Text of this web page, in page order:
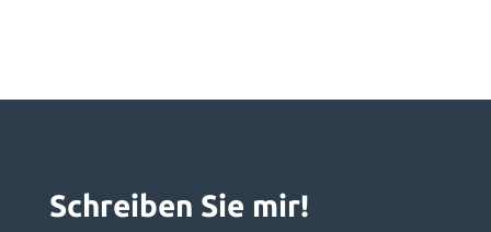
Schreiben Sie mir!